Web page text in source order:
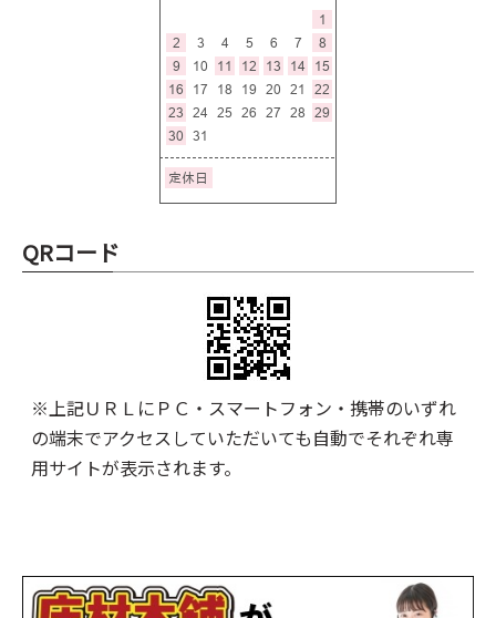
QRコード
※上記ＵＲＬにＰＣ・スマートフォン・携帯のいずれ
の端末でアクセスしていただいても自動でそれぞれ専
用サイトが表示されます。